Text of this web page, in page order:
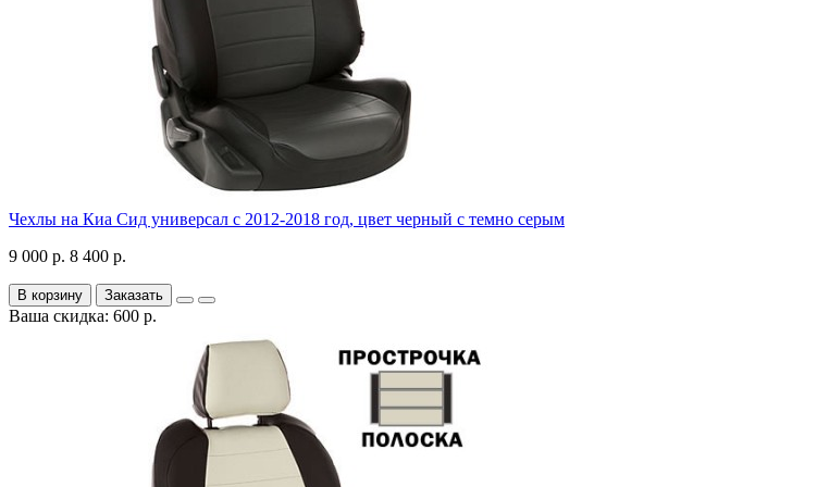
Чехлы на Киа Сид универсал с 2012-2018 год, цвет черный с темно серым
9 000 р. 8 400 р.
В корзину Заказать
Ваша скидка: 600 р.